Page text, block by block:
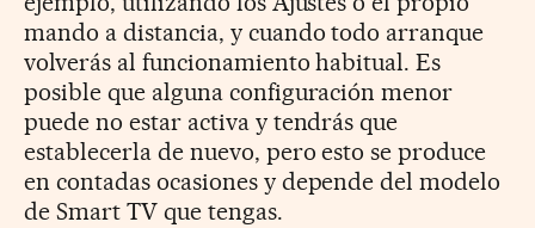
mando a distancia, y cuando todo arranque
volverás al funcionamiento habitual. Es
posible que alguna configuración menor
puede no estar activa y tendrás que
establecerla de nuevo, pero esto se produce
en contadas ocasiones y depende del modelo
de Smart TV que tengas.